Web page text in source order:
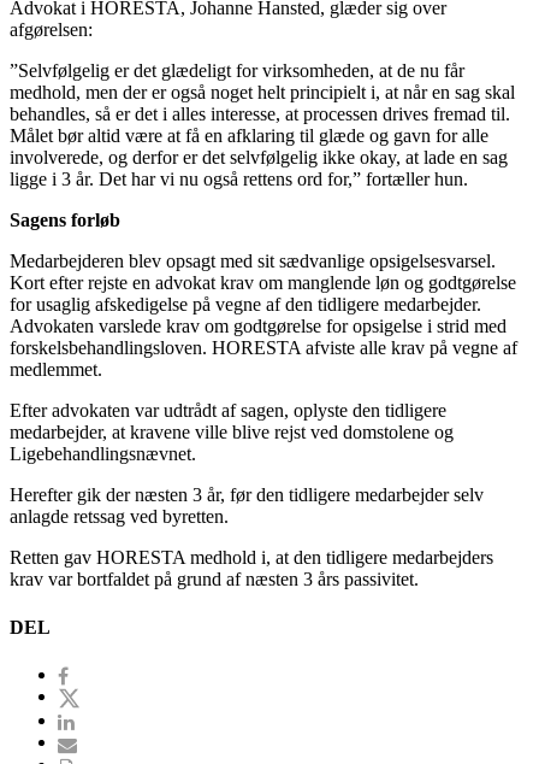
Advokat i HORESTA, Johanne Hansted, glæder sig over
afgørelsen:
”Selvfølgelig er det glædeligt for virksomheden, at de nu får
medhold, men der er også noget helt principielt i, at når en sag skal
behandles, så er det i alles interesse, at processen drives fremad til.
Målet bør altid være at få en afklaring til glæde og gavn for alle
involverede, og derfor er det selvfølgelig ikke okay, at lade en sag
ligge i 3 år. Det har vi nu også rettens ord for,” fortæller hun.
Sagens forløb
Medarbejderen blev opsagt med sit sædvanlige opsigelsesvarsel.
Kort efter rejste en advokat krav om manglende løn og godtgørelse
for usaglig afskedigelse på vegne af den tidligere medarbejder.
Advokaten varslede krav om godtgørelse for opsigelse i strid med
forskelsbehandlingsloven. HORESTA afviste alle krav på vegne af
medlemmet.
Efter advokaten var udtrådt af sagen, oplyste den tidligere
medarbejder, at kravene ville blive rejst ved domstolene og
Ligebehandlingsnævnet.
Herefter gik der næsten 3 år, før den tidligere medarbejder selv
anlagde retssag ved byretten.
Retten gav HORESTA medhold i, at den tidligere medarbejders
krav var bortfaldet på grund af næsten 3 års passivitet.
DEL